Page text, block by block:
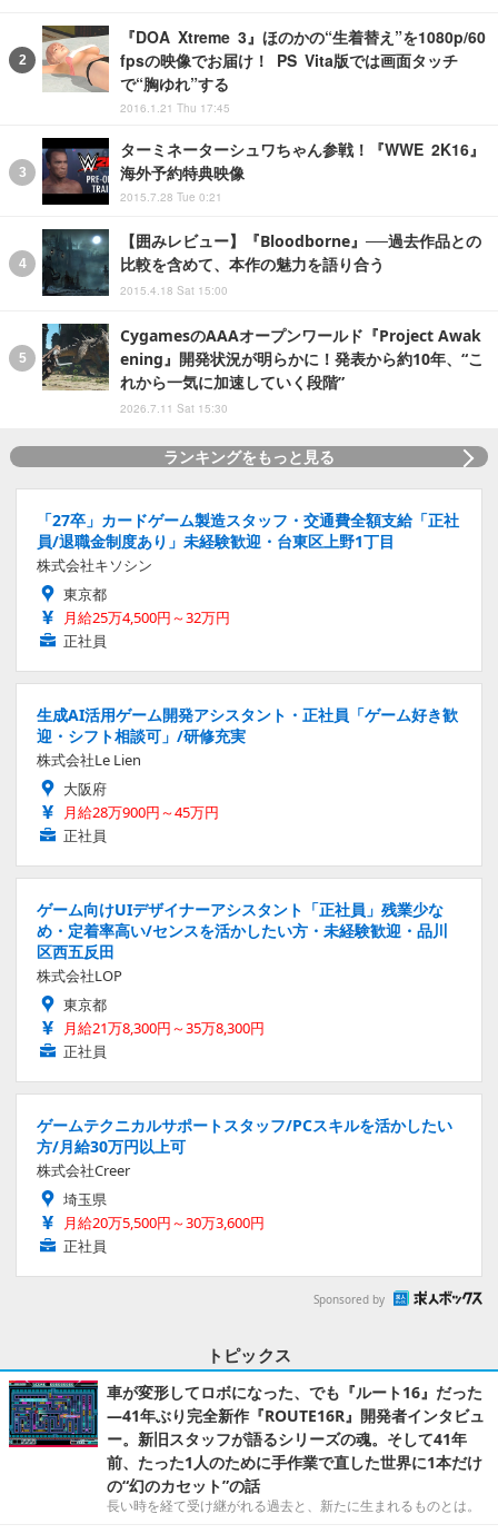
『DOA Xtreme 3』ほのかの“生着替え”を1080p/60
fpsの映像でお届け！ PS Vita版では画面タッチ
で“胸ゆれ”する
2016.1.21 Thu 17:45
ターミネーターシュワちゃん参戦！『WWE 2K16』
海外予約特典映像
2015.7.28 Tue 0:21
【囲みレビュー】『Bloodborne』──過去作品との
比較を含めて、本作の魅力を語り合う
2015.4.18 Sat 15:00
CygamesのAAAオープンワールド『Project Awak
ening』開発状況が明らかに！発表から約10年、“こ
れから一気に加速していく段階”
2026.7.11 Sat 15:30
ランキングをもっと見る
「27卒」カードゲーム製造スタッフ・交通費全額支給「正社
員/退職金制度あり」未経験歓迎・台東区上野1丁目
株式会社キソシン
東京都
月給25万4,500円～32万円
正社員
生成AI活用ゲーム開発アシスタント・正社員「ゲーム好き歓
迎・シフト相談可」/研修充実
株式会社Le Lien
大阪府
月給28万900円～45万円
正社員
ゲーム向けUIデザイナーアシスタント「正社員」残業少な
め・定着率高い/センスを活かしたい方・未経験歓迎・品川
区西五反田
株式会社LOP
東京都
月給21万8,300円～35万8,300円
正社員
ゲームテクニカルサポートスタッフ/PCスキルを活かしたい
方/月給30万円以上可
株式会社Creer
埼玉県
月給20万5,500円～30万3,600円
正社員
Sponsored by
トピックス
車が変形してロボになった、でも『ルート16』だった
―41年ぶり完全新作『ROUTE16R』開発者インタビュ
ー。新旧スタッフが語るシリーズの魂。そして41年
前、たった1人のために手作業で直した世界に1本だけ
の“幻のカセット”の話
長い時を経て受け継がれる過去と、新たに生まれるものとは。